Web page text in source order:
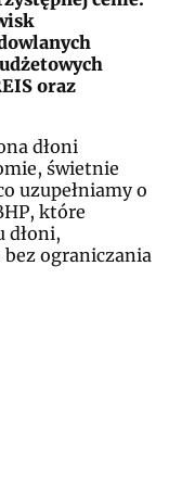
oraz
dłoni
świetnie
uzupełniamy o
które
dłoni,
bez ograniczania